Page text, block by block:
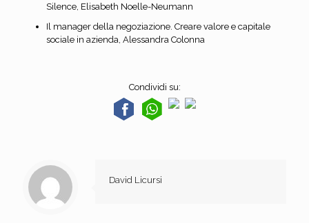
Silence, Elisabeth Noelle-Neumann
Il manager della negoziazione. Creare valore e capitale
sociale in azienda, Alessandra Colonna
Condividi su:
David Licursi